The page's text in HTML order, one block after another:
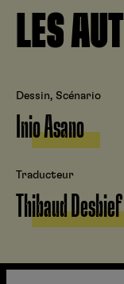
LES
Dessin, Scénario
Inio Asano
Traducteur
Thibaud Desbief